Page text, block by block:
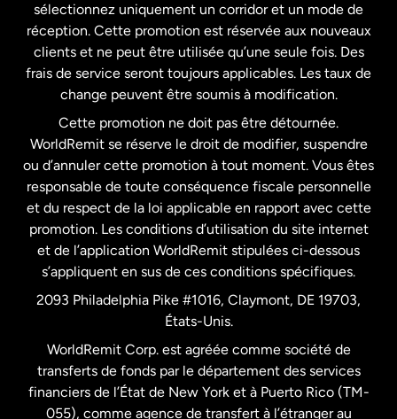
États-Unis English
États-Unis Español
France
Malaisie
Nouvelle-Zélande
Pays-Bas
Royaume-Uni
Suède
sélectionnez uniquement un corridor et un mode de
réception. Cette promotion est réservée aux nouveaux
clients et ne peut être utilisée qu’une seule fois. Des
frais de service seront toujours applicables. Les taux de
change peuvent être soumis à modification.
Cette promotion ne doit pas être détournée.
WorldRemit se réserve le droit de modifier, suspendre
ou d’annuler cette promotion à tout moment. Vous êtes
responsable de toute conséquence fiscale personnelle
et du respect de la loi applicable en rapport avec cette
promotion. Les conditions d’utilisation du site internet
et de l’application WorldRemit stipulées ci-dessous
s’appliquent en sus de ces conditions spécifiques.
2093 Philadelphia Pike #1016, Claymont, DE 19703,
États-Unis.
WorldRemit Corp. est agréée comme société de
transferts de fonds par le département des services
financiers de l’État de New York et à Puerto Rico (TM-
055), comme agence de transfert à l’étranger au